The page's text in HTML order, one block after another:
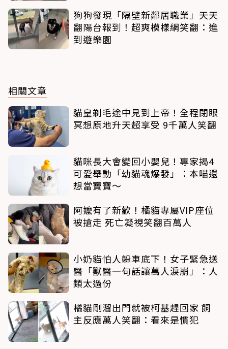
狗狗發現「隔壁新鄰居職業」天天
翻陽台報到！超爽模樣網笑翻：進
到遊樂園
相關文章
貓皇剃毛途中見到上帝！全程閉眼
冥想原地升天超享受 9千萬人笑翻
貓咪長大會變回小嬰兒！專家揭4
可愛舉動「幼貓魂爆發」：本喵還
想當寶寶～
阿嬤有了新歡！橘貓專屬VIP座位
被搶走 死亡凝視笑翻百萬人
小奶貓怕人躲車底下！女子緊急送
醫「獸醫一句話讓萬人淚崩」：人
類太過份
橘貓剛溜出門就被柯基趕回家 飼
主反應萬人笑翻：看來是慣犯